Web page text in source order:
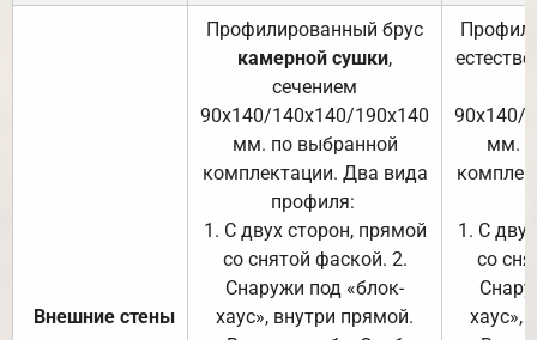
Внешние стены
Профилированный брус
камерной сушки,
сечением
90х140/140х140/190х140
мм. по выбранной
комплектации. Два вида
профиля:
1. С двух сторон, прямой
со снятой фаской. 2.
Снаружи под «блок-
хаус», внутри прямой.
90х140/
мм.
1. С
со
хаус»,